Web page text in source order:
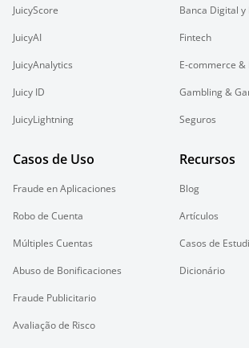
JuicyScore
JuicyAI
JuicyAnalytics
Juicy ID
JuicyLightning
Banca Digital
Fintech
E-commerce
Gambling &
Seguros
Casos de Uso
Fraude en Aplicaciones
Robo de Cuenta
Múltiples Cuentas
Abuso de Bonificaciones
Fraude Publicitario
Avaliação de Risco
Recursos
Blog
Artículos
Casos de
Dicionário